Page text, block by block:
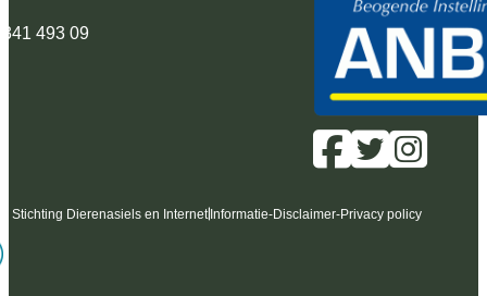
493 09
Stichting Dierenasiels en Internet Informatie-Disclaimer-Privacy policy